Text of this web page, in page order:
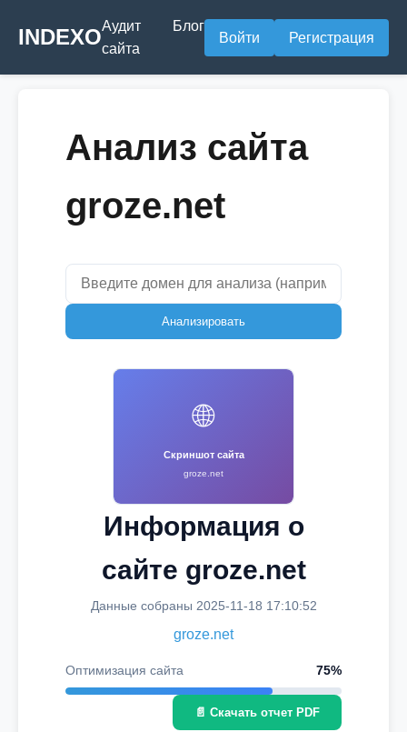
INDEXOАудит
сайта
Блог
Войти Регистрация
Анализ сайта
groze.net
Анализировать
🌐
Скриншот сайта
groze.net
Информация о
сайте groze.net
Данные собраны 2025-11-18 17:10:52
groze.net
Оптимизация сайта 75%
📄 Скачать отчет PDF